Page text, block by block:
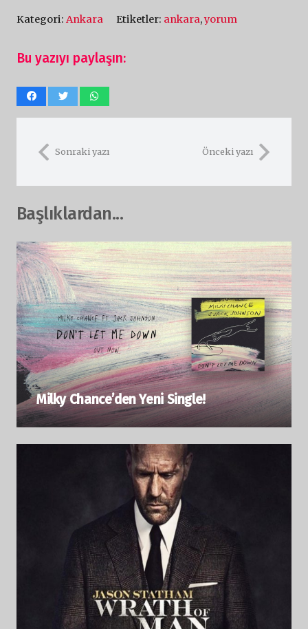
Kategori: Ankara Etiketler: ankara,yorum
Bu yazıyı paylaşın:
Sonraki yazı Önceki yazı
Başlıklardan...
Milky Chance’den Yeni Single!